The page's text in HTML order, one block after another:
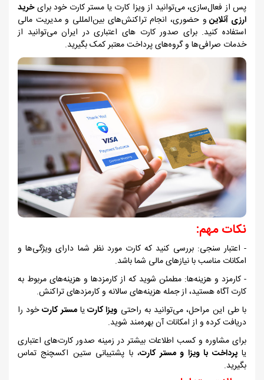
پس از فعال‌سازی، می‌توانید از ویزا کارت یا مستر کارت خود برایخرید
ارزی آنلاین و حضوری، انجام تراکنش‌های بین‌المللی و مدیریت مالی
استفاده کنید. برای صدور کارت های اعتباری در ایران می‌توانید از
خدمات صرافی‌ها و گروه‌های پرداخت معتبر کمک بگیرید.
نکات مهم:
- اعتبار سنجی: بررسی کنید که کارت مورد نظر شما دارای ویژگی‌ها و
امکانات مناسب با نیازهای مالی شما باشد.
- کارمزد و هزینه‌ها: مطمئن شوید که از کارمزدها و هزینه‌های مربوط به
کارت آگاه هستید، از جمله هزینه‌های سالانه و کارمزدهای تراکنش.
با طی این مراحل، می‌توانید به راحتی ویزا کارتیامستر کارتخود را
دریافت کرده و از امکانات آن بهره‌مند شوید.
برای مشاوره و کسب اطلاعات بیشتر در زمینه صدور کارت‌های اعتباری
یاپرداخت با ویزا و مستر کارت، با پشتیبانی ستین اکسچنج تماس
بگیرید.